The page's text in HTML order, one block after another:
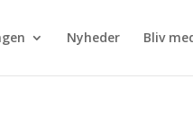
Nyheder Bliv